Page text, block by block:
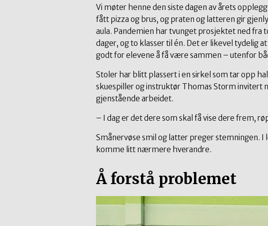
Vi møter henne den siste dagen av årets
fått pizza og brus, og praten og latteren gir
aula. Pandemien har tvunget prosjektet ned fra
dager, og to klasser til én. Det er likevel tydelig
godt for elevene å få være sammen – utenfor
Stoler har blitt plassert i en sirkel som tar opp
skuespiller og instruktør Thomas Storm invitert
gjenstående arbeidet.
– I dag er det dere som skal få vise dere frem,
Smånervøse smil og latter preger stemningen.
komme litt nærmere hverandre.
Å forstå problemet